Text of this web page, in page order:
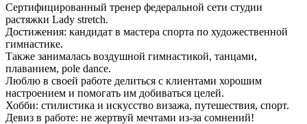
Сертифицированный тренер федеральной сети студии
растяжки Lady stretch.
Достижения: кандидат в мастера спорта по художественной
гимнастике.
Также занималась воздушной гимнастикой, танцами,
плаванием, pole dance.
Люблю в своей работе делиться с клиентами хорошим
настроением и помогать им добиваться целей.
Хобби: стилистика и искусство визажа, путешествия, спорт.
Девиз в работе: не жертвуй мечтами из-за сомнений!